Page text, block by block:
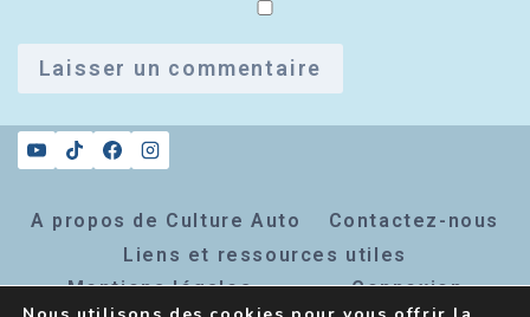
A propos de Culture Auto
Contactez-nous
Liens et ressources utiles
Mentions légales
Connexion